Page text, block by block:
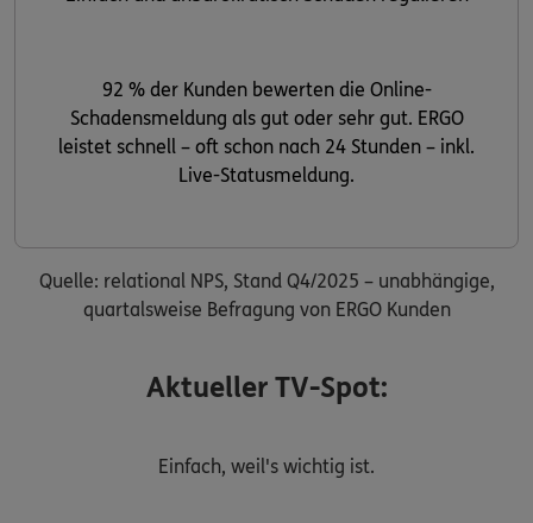
92 % der Kunden bewerten die Online-
Schadensmeldung als gut oder sehr gut. ERGO
leistet schnell – oft schon nach 24 Stunden – inkl.
Live-Statusmeldung.
Quelle: relational NPS, Stand Q4/2025 – unabhängige,
quartalsweise Befragung von ERGO Kunden
Aktueller TV-Spot:
Einfach, weil's wichtig ist.